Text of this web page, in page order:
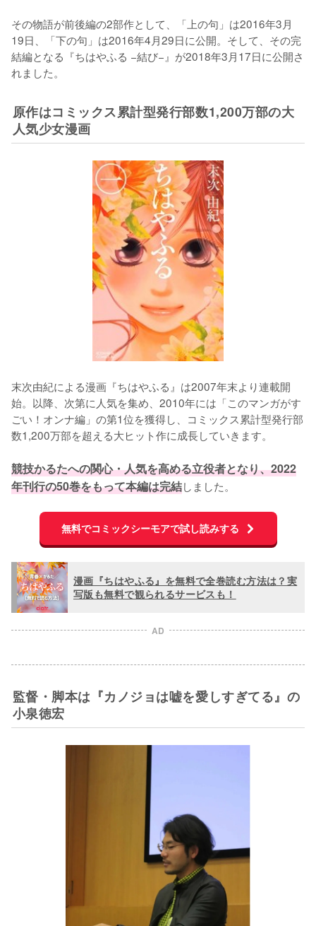
その物語が前後編の2部作として、「上の句」は2016年3月
19日、「下の句」は2016年4月29日に公開。そして、その完
結編となる『ちはやふる −結び−』が2018年3月17日に公開さ
れました。
原作はコミックス累計型発行部数1,200万部の大
人気少女漫画
末次由紀による漫画『ちはやふる』は2007年末より連載開
始。以降、次第に人気を集め、2010年には「このマンガがす
ごい！オンナ編」の第1位を獲得し、コミックス累計型発行部
数1,200万部を超える大ヒット作に成長していきます。
競技かるたへの関心・人気を高める立役者となり、2022
年刊行の50巻をもって本編は完結しました。
無料でコミックシーモアで試し読みする
漫画『ちはやふる』を無料で全巻読む方法は？実
写版も無料で観られるサービスも！
AD
監督・脚本は『カノジョは嘘を愛しすぎてる』の
小泉徳宏